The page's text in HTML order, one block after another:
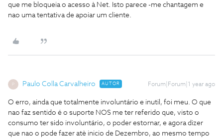
que me bloqueia o acesso à Net. Isto parece -me chantagem e
nao uma tentativa de apoiar um cliente.
Paulo Colla Carvalheiro AUTOR Forum|Forum|1 year ago
O erro, ainda que totalmente involuntário e inutil, foi meu. O que
nao faz sentido é o suporte NOS me ter referido que, visto o
consumo ter sido involuntário, o poder estornar, e agora dizer
que nao o pode fazer atè inicio de Dezembro, ao mesmo tempo